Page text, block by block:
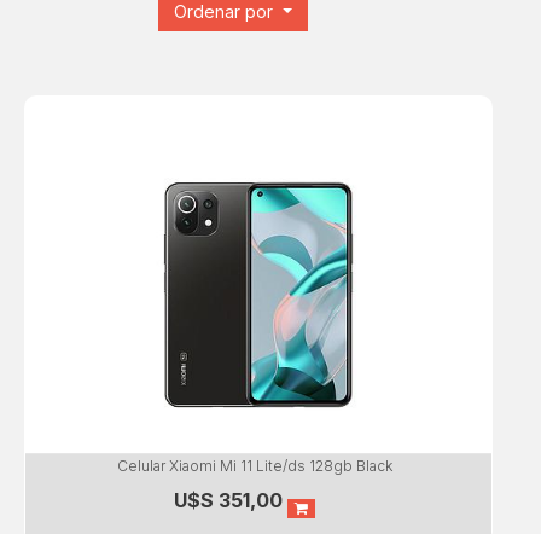
Ordenar por
Celular Xiaomi Mi 11 Lite/ds 128gb Black
U$S 351,00